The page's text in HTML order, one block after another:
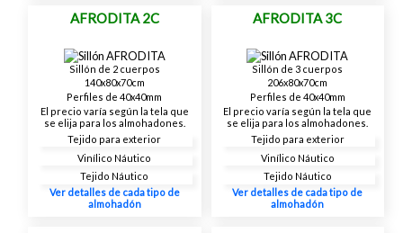
AFRODITA 2C
Sillón de 2 cuerpos
140x80x70cm
Perfiles de 40x40mm
El precio varía según la tela que
se elija para los almohadones.
Tejido para exterior
Vinílico Náutico
Tejido Náutico
Ver detalles de cada tipo de
almohadón
AFRODITA 3C
Sillón de 3 cuerpos
206x80x70cm
Perfiles de 40x40mm
El precio varía según la tela que
se elija para los almohadones.
Tejido para exterior
Vinílico Náutico
Tejido Náutico
Ver detalles de cada tipo de
almohadón